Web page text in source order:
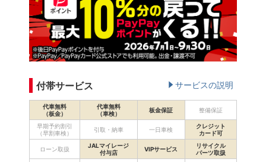
付帯サービス サービスの説明
代車無料
（板金）
代車無料
（車検）
板金保証 整備保証
早期予約割引
（早割車検）
引取・納車 一日車検
クレジット
カード可
ローン取扱
JALマイレージ
付与店
VIPサービス
リサイクル
パーツ取扱